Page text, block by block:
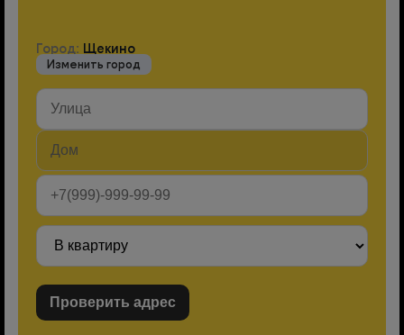
Город: Щекино
Изменить город